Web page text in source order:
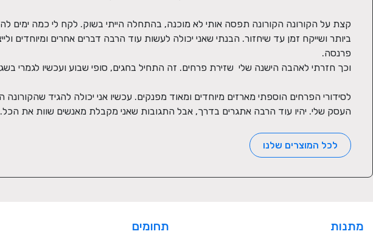
העסק שלי. יהיו עוד הרבה אתגרים בדרך, אבל התגובות שאני מקבלת מאנשים שוות את הכל.
לכל המוצרים שלנו
מתנות תחומים